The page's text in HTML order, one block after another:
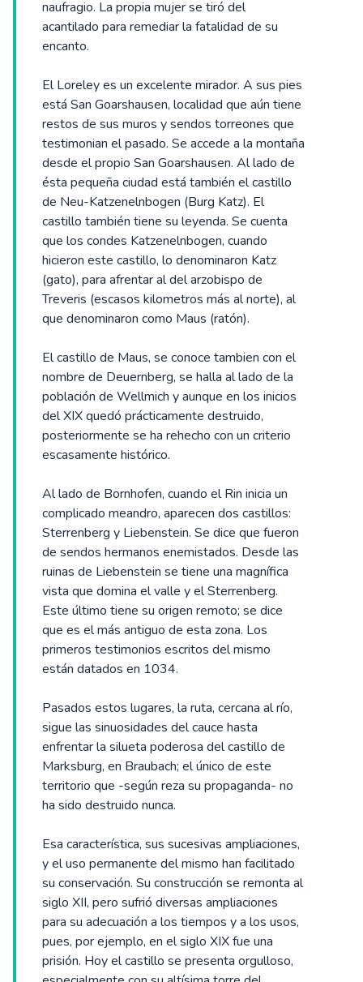
naufragio. La propia mujer se tiró del
acantilado para remediar la fatalidad de su
encanto.
El Loreley es un excelente mirador. A sus pies
está San Goarshausen, localidad que aún tiene
restos de sus muros y sendos torreones que
testimonian el pasado. Se accede a la montaña
desde el propio San Goarshausen. Al lado de
ésta pequeña ciudad está también el castillo
de Neu-Katzenelnbogen (Burg Katz). El
castillo también tiene su leyenda. Se cuenta
que los condes Katzenelnbogen, cuando
hicieron este castillo, lo denominaron Katz
(gato), para afrentar al del arzobispo de
Treveris (escasos kilometros más al norte), al
que denominaron como Maus (ratón).
El castillo de Maus, se conoce tambien con el
nombre de Deuernberg, se halla al lado de la
población de Wellmich y aunque en los inicios
del XIX quedó prácticamente destruido,
posteriormente se ha rehecho con un criterio
escasamente histórico.
Al lado de Bornhofen, cuando el Rin inicia un
complicado meandro, aparecen dos castillos:
Sterrenberg y Liebenstein. Se dice que fueron
de sendos hermanos enemistados. Desde las
ruinas de Liebenstein se tiene una magnífica
vista que domina el valle y el Sterrenberg.
Este último tiene su origen remoto; se dice
que es el más antiguo de esta zona. Los
primeros testimonios escritos del mismo
están datados en 1034.
Pasados estos lugares, la ruta, cercana al río,
sigue las sinuosidades del cauce hasta
enfrentar la silueta poderosa del castillo de
Marksburg, en Braubach; el único de este
territorio que -según reza su propaganda- no
ha sido destruido nunca.
Esa característica, sus sucesivas ampliaciones,
y el uso permanente del mismo han facilitado
su conservación. Su construcción se remonta al
siglo XII, pero sufrió diversas ampliaciones
para su adecuación a los tiempos y a los usos,
pues, por ejemplo, en el siglo XIX fue una
prisión. Hoy el castillo se presenta orgulloso,